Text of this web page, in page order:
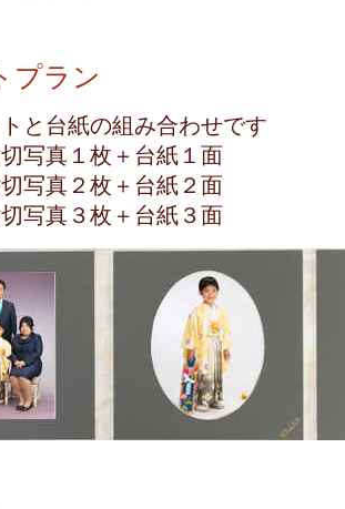
プラン
台紙の組み合わせです
切写真１枚＋台紙１面
切写真２枚＋台紙２面
切写真３枚＋台紙３面